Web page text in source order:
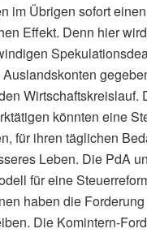
im Übrigen sofort einen
Effekt. Denn hier
Wirtschaftskreislauf.
könnten eine
für ihren täglichen
Leben. Die PdA
für eine
haben die Forderung
Die Komintern-